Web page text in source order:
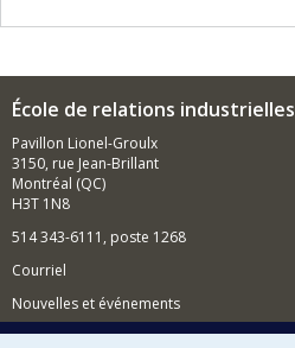
École de relations industrielles
Pavillon Lionel-Groulx
3150, rue Jean-Brillant
Montréal (QC)
H3T 1N8
514 343-6111, poste 1268
Courriel
Nouvelles et événements